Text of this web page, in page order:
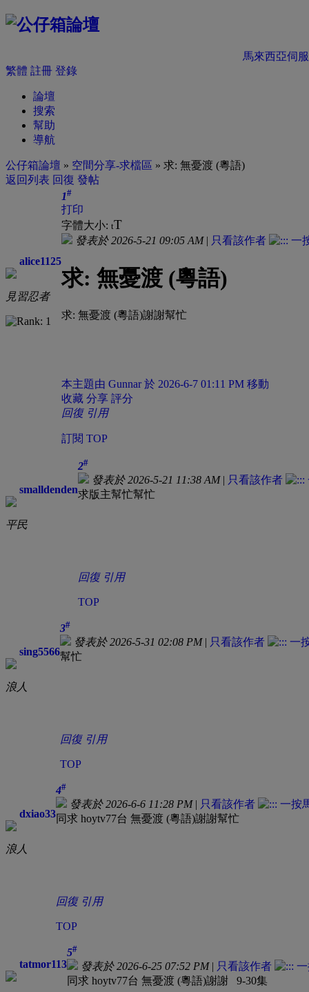
馬來西亞伺
繁體 註冊 登錄
論壇
搜索
幫助
導航
公仔箱論壇 » 空間分享-求檔區 » 求: 無憂渡 (粵語)
返回列表 回復 發帖
alice1125
見習忍者
1#
打印
字體大小: tT
發表於 2026-5-21 09:05 AM| 只看該作者
求: 無憂渡 (粵語)
求: 無憂渡 (粵語)謝謝幫忙
本主題由 Gunnar 於 2026-6-7 01:11 PM 移動
收藏 分享 評分
回復 引用
訂閱 TOP
smalldenden
平民
2#
發表於 2026-5-21 11:38 AM| 只看該作者
求版主幫忙幫忙
回復 引用
TOP
sing5566
浪人
3#
發表於 2026-5-31 02:08 PM| 只看該作者
幫忙
回復 引用
TOP
dxiao33
浪人
4#
發表於 2026-6-6 11:28 PM| 只看該作者
同求 hoytv77台 無憂渡 (粵語)謝謝幫忙
回復 引用
TOP
tatmor113
5#
發表於 2026-6-25 07:52 PM| 只看該作者
同求 hoytv77台 無憂渡 (粵語)謝謝 9-30集